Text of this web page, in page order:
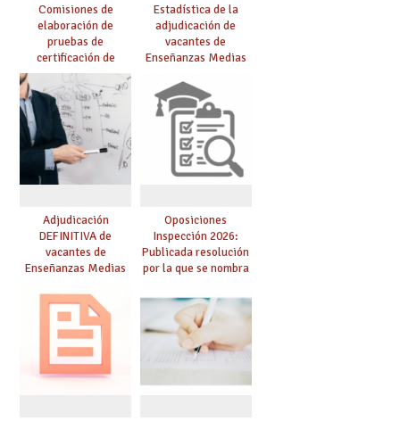
Comisiones de
elaboración de
pruebas de
certificación de
competencia
lingüística: publicada
resolución definitiva
Estadística de la
adjudicación de
vacantes de
Enseñanzas Medias
Adjudicación
DEFINITIVA de
vacantes de
Enseñanzas Medias
Oposiciones
Inspección 2026:
Publicada resolución
por la que se nombra
prácticas, se regulan
dichas prácticas y se
convoca acto público
de adjudicación